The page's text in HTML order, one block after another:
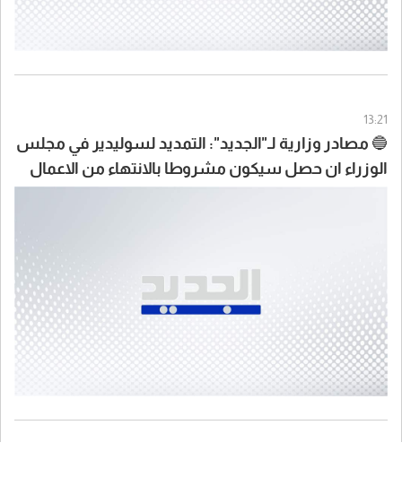
13:21
🔵 مصادر وزارية لـ"الجديد": التمديد لسوليدير في مجلس
الوزراء ان حصل سيكون مشروطا بالانتهاء من الاعمال